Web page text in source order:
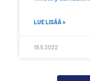
LUE LISÄÄ »
19.5.2022